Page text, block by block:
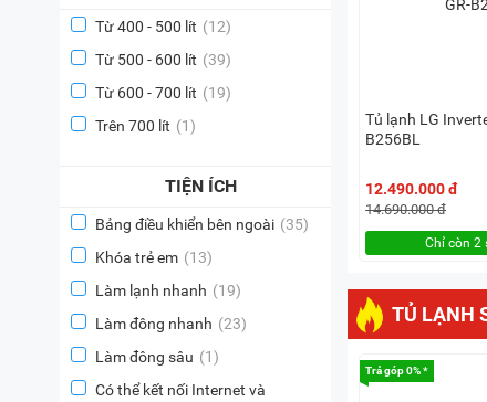
Từ 400 - 500 lít (12)
Từ 500 - 600 lít (39)
Từ 600 - 700 lít (19)
Trên 700 lít (1)
TIỆN ÍCH
Bảng điều khiển bên ngoài (35)
Khóa trẻ em (13)
Làm lạnh nhanh (19)
Làm đông nhanh (23)
Làm đông sâu (1)
Có thể kết nối Internet và
Tủ lạnh LG
B256BL
12.490.000 đ
14.690.000 đ
Chỉ còn 2
TỦ LẠNH
Trả góp 0% *